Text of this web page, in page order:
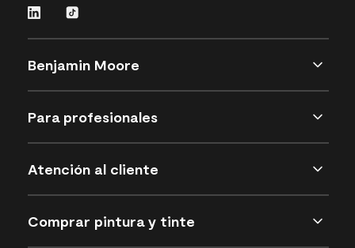
Benjamin Moore
Para profesionales
Atención al cliente
Comprar pintura y tinte